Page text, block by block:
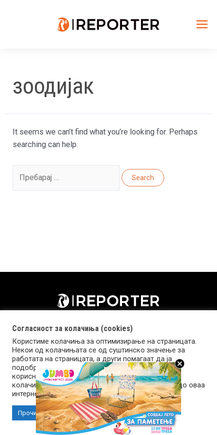
зоодијак
It seems we can’t find what you’re looking for. Perhaps
searching can help.
Copyright © 2026 Reporter.mk | Member of Clip Media Group
Импресум Маркетинг Контакт Услови за користење
Согласност за колачиња (cookies)
Користиме колачиња за оптимизирање на страницата.
Некои од колачињата се од суштинско значење за
работата на страницата, а други помагаат да ја
подобриме оваа интернет страница и вашето
корисничко искуство. Напомена: задолжителните
колачиња се неопходни за користење и пристап до оваа
интернет страница.
Прочитај повеќе Прифати колачиња